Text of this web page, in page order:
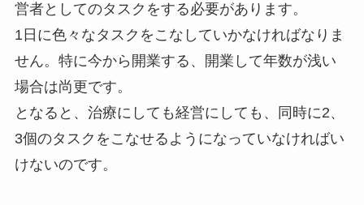
営者としてのタスクをする必要があります。
1日に色々なタスクをこなしていかなければなりま
せん。特に今から開業する、開業して年数が浅い
場合は尚更です。
となると、治療にしても経営にしても、同時に2、
3個のタスクをこなせるようになっていなければい
けないのです。